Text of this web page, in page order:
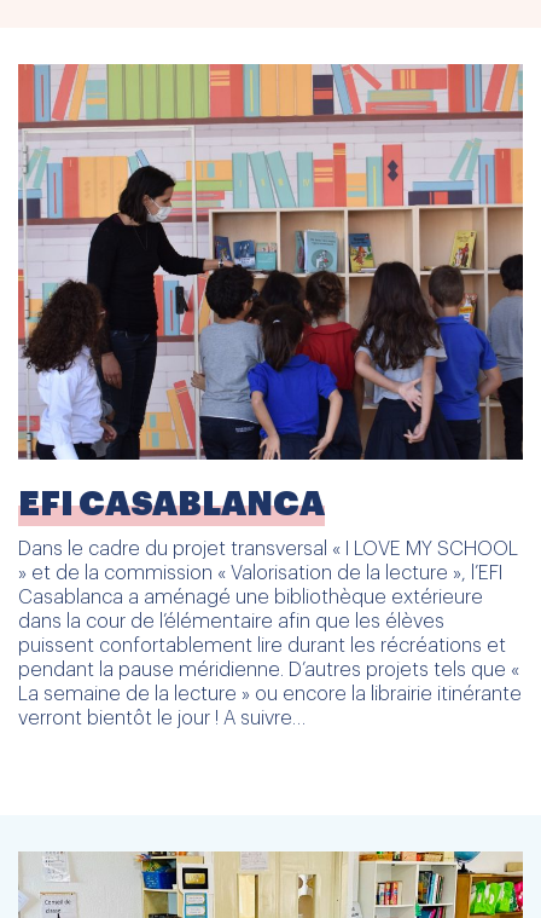
EFI CASABLANCA
Dans le cadre du projet transversal « I LOVE MY SCHOOL
» et de la commission « Valorisation de la lecture », l’EFI
Casablanca a aménagé une bibliothèque extérieure
dans la cour de l’élémentaire afin que les élèves
puissent confortablement lire durant les récréations et
pendant la pause méridienne. D’autres projets tels que «
La semaine de la lecture » ou encore la librairie itinérante
verront bientôt le jour ! A suivre…